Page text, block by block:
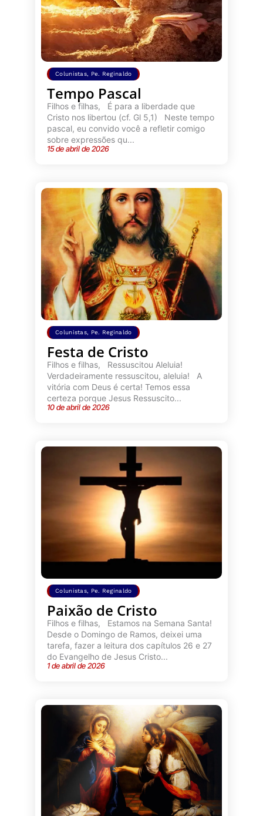
Colunistas, Pe. Reginaldo
Tempo Pascal
Filhos e filhas, É para a liberdade que
Cristo nos libertou (cf. Gl 5,1) Neste tempo
pascal, eu convido você a refletir comigo
sobre expressões qu...
15 de abril de 2026
Colunistas, Pe. Reginaldo
Festa de Cristo
Filhos e filhas, Ressuscitou Aleluia!
Verdadeiramente ressuscitou, aleluia! A
vitória com Deus é certa! Temos essa
certeza porque Jesus Ressuscito...
10 de abril de 2026
Colunistas, Pe. Reginaldo
Paixão de Cristo
Filhos e filhas, Estamos na Semana Santa!
Desde o Domingo de Ramos, deixei uma
tarefa, fazer a leitura dos capítulos 26 e 27
do Evangelho de Jesus Cristo...
1 de abril de 2026